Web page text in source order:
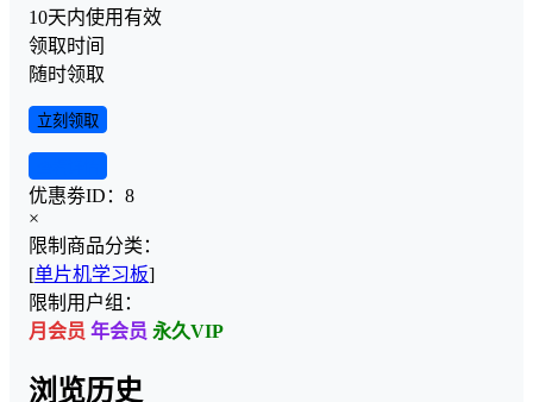
10天内使用有效
领取时间
随时领取
立刻领取
优惠劵ID： 8
×
限制商品分类：
[单片机学习板]
限制用户组：
月会员 年会员 永久VIP
浏览历史